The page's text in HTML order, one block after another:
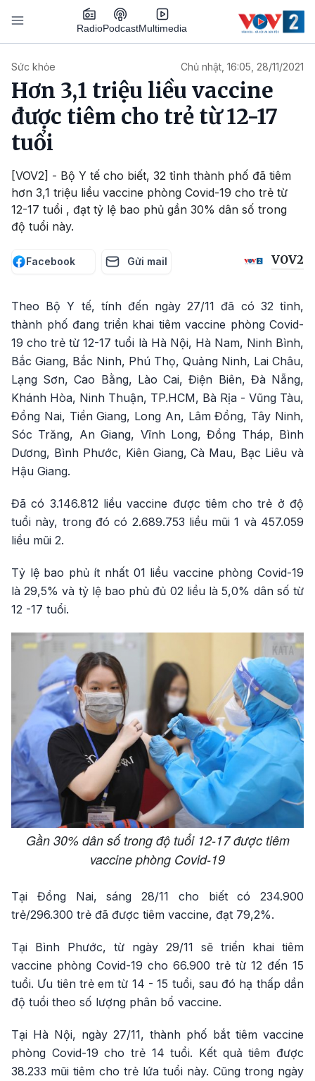
Nhảy đến nội dung
RadioPodcastMultimedia
Sức khỏe Chủ nhật, 16:05, 28/11/2021
Hơn 3,1 triệu liều vaccine
được tiêm cho trẻ từ 12-17
tuổi
[VOV2] - Bộ Y tế cho biết, 32 tỉnh thành phố đã tiêm
hơn 3,1 triệu liều vaccine phòng Covid-19 cho trẻ từ
12-17 tuổi , đạt tỷ lệ bao phủ gần 30% dân số trong
độ tuổi này.
Facebook Gửi mail VOV2
Theo Bộ Y tế, tính đến ngày 27/11 đã có 32 tỉnh,
thành phố đang triển khai tiêm vaccine phòng Covid-
19 cho trẻ từ 12-17 tuổi là Hà Nội, Hà Nam, Ninh Bình,
Bắc Giang, Bắc Ninh, Phú Thọ, Quảng Ninh, Lai Châu,
Lạng Sơn, Cao Bằng, Lào Cai, Điện Biên, Đà Nẵng,
Khánh Hòa, Ninh Thuận, TP.HCM, Bà Rịa - Vũng Tàu,
Đồng Nai, Tiền Giang, Long An, Lâm Đồng, Tây Ninh,
Sóc Trăng, An Giang, Vĩnh Long, Đồng Tháp, Bình
Dương, Bình Phước, Kiên Giang, Cà Mau, Bạc Liêu và
Hậu Giang.
Đã có 3.146.812 liều vaccine được tiêm cho trẻ ở độ
tuổi này, trong đó có 2.689.753 liều mũi 1 và 457.059
liều mũi 2.
Tỷ lệ bao phủ ít nhất 01 liều vaccine phòng Covid-19
là 29,5% và tỷ lệ bao phủ đủ 02 liều là 5,0% dân số từ
12 -17 tuổi.
Gần 30% dân số trong độ tuổi 12-17 được tiêm
vaccine phòng Covid-19
Tại Đồng Nai, sáng 28/11 cho biết có 234.900
trẻ/296.300 trẻ đã được tiêm vaccine, đạt 79,2%.
Tại Bình Phước, từ ngày 29/11 sẽ triển khai tiêm
vaccine phòng Covid-19 cho 66.900 trẻ từ 12 đến 15
tuổi. Ưu tiên trẻ em từ 14 - 15 tuổi, sau đó hạ thấp dần
độ tuổi theo số lượng phân bổ vaccine.
Tại Hà Nội, ngày 27/11, thành phố bắt tiêm vaccine
phòng Covid-19 cho trẻ 14 tuổi. Kết quả tiêm được
38.233 mũi tiêm cho trẻ lứa tuổi này. Cũng trong ngày